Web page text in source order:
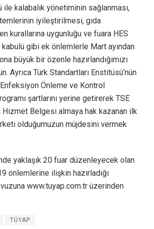
kalabalık yönetiminin sağlanması,
iyileştirilmesi, gıda
kurallarına uygunluğu ve fuara HES
gibi ek önlemlerle Mart ayından
büyük bir özenle hazırlandığımızı
Ayrıca Türk Standartları Enstitüsü’nün
Önleme ve Kontrol
şartlarını yerine getirerek TSE
Belgesi almaya hak kazanan ilk
olduğumuzun müjdesini vermek
yaklaşık 20 fuar düzenleyecek olan
önlemlerine ilişkin hazırladığı
www.tuyap.com.tr üzerinden
TÜYAP